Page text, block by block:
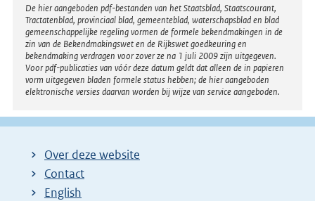
Disclaimer
De hier aangeboden pdf-bestanden van het Staatsblad, Staatscourant,
Tractatenblad, provinciaal blad, gemeenteblad, waterschapsblad en blad
gemeenschappelijke regeling vormen de formele bekendmakingen in de
zin van de Bekendmakingswet en de Rijkswet goedkeuring en
bekendmaking verdragen voor zover ze na 1 juli 2009 zijn uitgegeven.
Voor pdf-publicaties van vóór deze datum geldt dat alleen de in papieren
vorm uitgegeven bladen formele status hebben; de hier aangeboden
elektronische versies daarvan worden bij wijze van service aangeboden.
Over deze website
Contact
English